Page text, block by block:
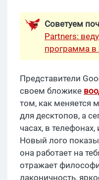
Советуем
Partners:
программа в
Представители
своем бложике
том, как меняется
для десктопов, а
часах, в
Новый лого
она работает на
отражает
лаконичность,